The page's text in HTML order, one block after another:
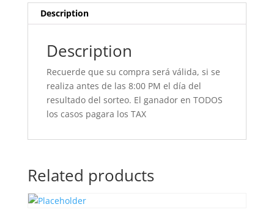
Description
Description
Recuerde que su compra será válida, si se
realiza antes de las 8:00 PM el día del
resultado del sorteo. El ganador en TODOS
los casos pagara los TAX
Related products